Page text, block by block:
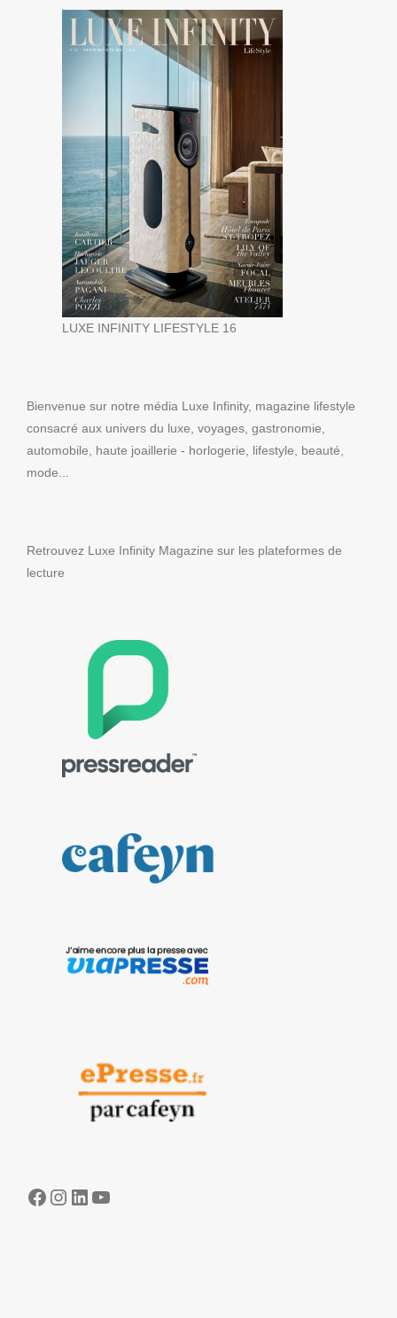
LUXE INFINITY LIFESTYLE 16
Bienvenue sur notre média Luxe Infinity, magazine lifestyle
consacré aux univers du luxe, voyages, gastronomie,
automobile, haute joaillerie - horlogerie, lifestyle, beauté,
mode...
Retrouvez Luxe Infinity Magazine sur les plateformes de
lecture
Facebook
Instagram
LinkedIn
YouTube